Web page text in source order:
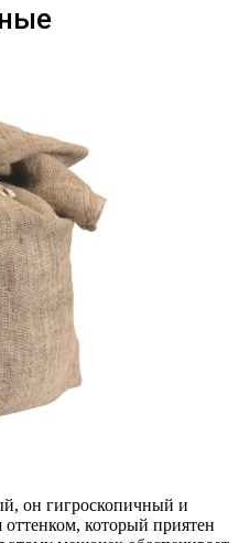
он гигроскопичный и
который приятен